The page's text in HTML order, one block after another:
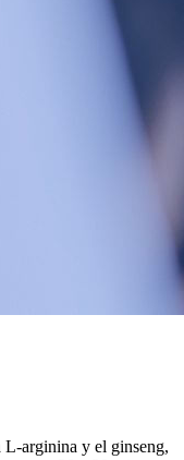
arginina y el ginseng,